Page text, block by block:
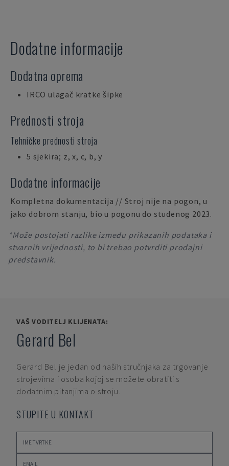
Dodatne informacije
Dodatna oprema
IRCO ulagač kratke šipke
Prednosti stroja
Tehničke prednosti stroja
5 sjekira; z, x, c, b, y
Dodatne informacije
Kompletna dokumentacija // Stroj nije na pogon, u
jako dobrom stanju, bio u pogonu do studenog 2023.
*Može postojati razlike između prikazanih podataka i
stvarnih vrijednosti, to bi trebao potvrditi prodajni
predstavnik.
VAŠ VODITELJ KLIJENATA:
Gerard Bel
Gerard Bel je jedan od naših stručnjaka za trgovanje
strojevima i osoba kojoj se možete obratiti s
dodatnim pitanjima o stroju.
STUPITE U KONTAKT